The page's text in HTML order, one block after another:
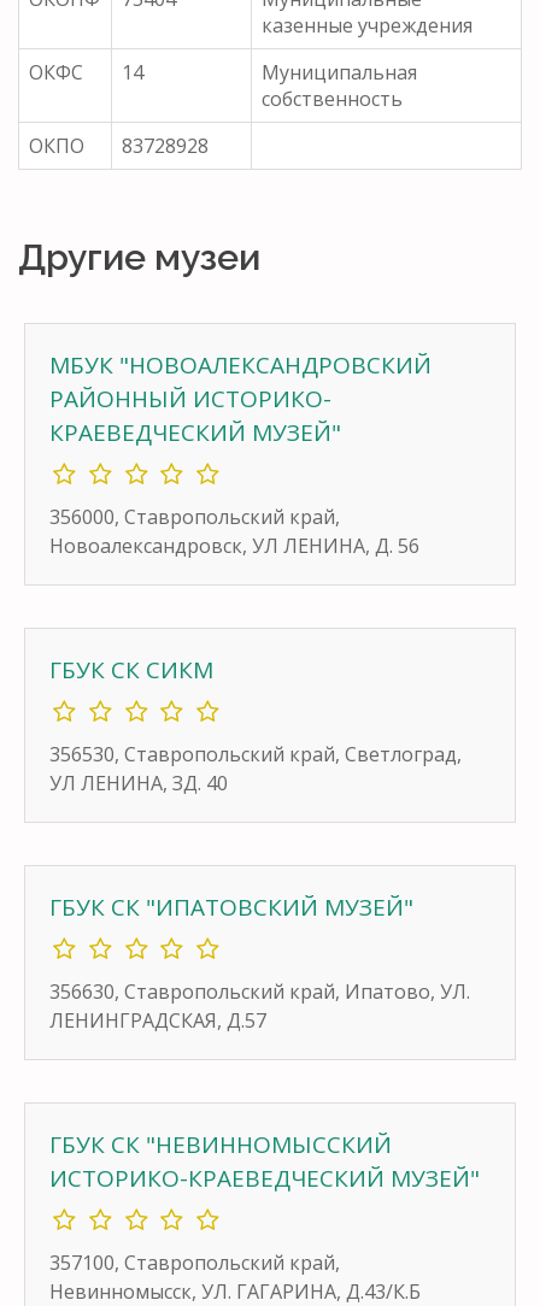
казенные учреждения
ОКФС
14
Муниципальная
собственность
ОКПО
83728928
Другие музеи
МБУК "НОВОАЛЕКСАНДРОВСКИЙ
РАЙОННЫЙ ИСТОРИКО-
КРАЕВЕДЧЕСКИЙ МУЗЕЙ"
356000, Ставропольский край,
Новоалександровск, УЛ ЛЕНИНА, Д. 56
ГБУК СК СИКМ
356530, Ставропольский край, Светлоград,
УЛ ЛЕНИНА, ЗД. 40
ГБУК СК "ИПАТОВСКИЙ МУЗЕЙ"
356630, Ставропольский край, Ипатово, УЛ.
ЛЕНИНГРАДСКАЯ, Д.57
ГБУК СК "НЕВИННОМЫССКИЙ
ИСТОРИКО-КРАЕВЕДЧЕСКИЙ МУЗЕЙ"
357100, Ставропольский край,
Невинномысск, УЛ. ГАГАРИНА, Д.43/К.Б